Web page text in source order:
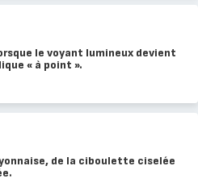
le voyant lumineux devient
« à point ».
de la ciboulette ciselée